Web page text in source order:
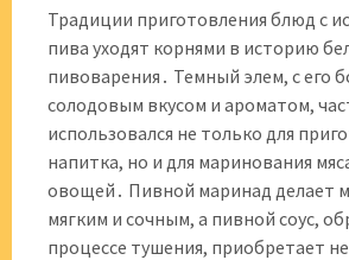
Традиции приготовления блюд с
пива уходят корнями в историю
пивоварения․ Темный элем, с его
солодовым вкусом и ароматом,
использовался не только для
напитка, но и для маринования
овощей․ Пивной маринад делает
мягким и сочным, а пивной соус,
процессе тушения, приобретает